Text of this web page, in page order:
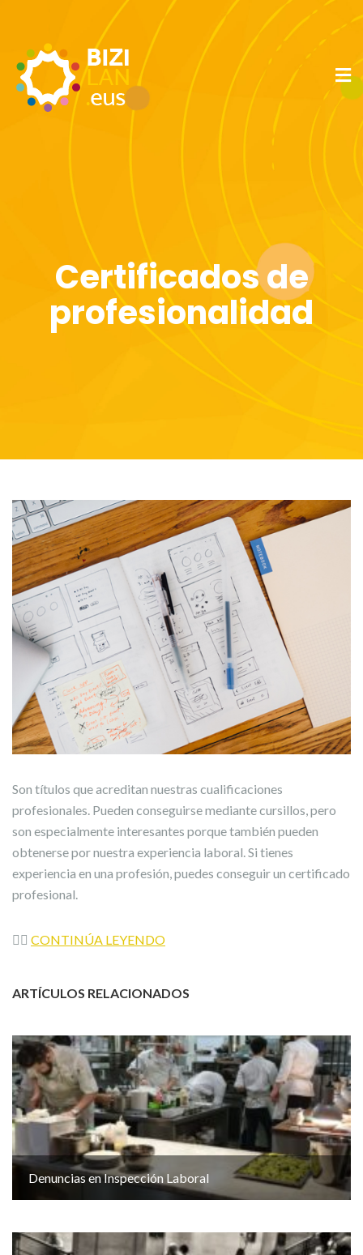
Certificados de
profesionalidad
Son títulos que acreditan nuestras cualificaciones
profesionales. Pueden conseguirse mediante cursillos, pero
son especialmente interesantes porque también pueden
obtenerse por nuestra experiencia laboral. Si tienes
experiencia en una profesión, puedes conseguir un certificado
profesional.
👉🏼 CONTINÚA LEYENDO
ARTÍCULOS RELACIONADOS
Denuncias en Inspección Laboral